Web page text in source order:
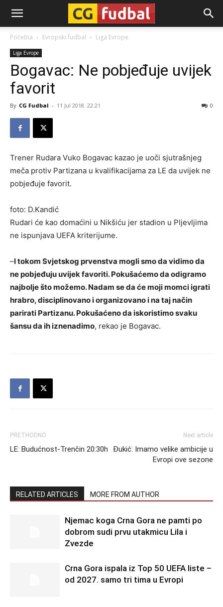
CG-
Fudbal
Početna Evropski fudbal Liga Evrope
Liga Evrope
Bogavac: Ne pobjeđuje uvijek
favorit
By CG Fudbal - 11 Jul 2018. 22:21 0
Trener Rudara Vuko Bogavac kazao je uoči sjutrašnjeg
meča protiv Partizana u kvalifikacijama za LE da uvijek ne
pobjeđuje favorit.
foto: D.Kandić
Rudari će kao domaćini u Nikšiću jer stadion u Pljevljima
ne ispunjava UEFA kriterijume.
–I tokom Svjetskog prvenstva mogli smo da vidimo da
ne pobjeđuju uvijek favoriti. Pokušaćemo da odigramo
najbolje što možemo. Nadam se da će moji momci igrati
hrabro, disciplinovano i organizovano i na taj način
parirati Partizanu. Pokušaćeno da iskoristimo svaku
šansu da ih iznenadimo, rekao je Bogavac.
PRETHODNO
LE: Budućnost-Trenčin 20:30h
Next article
Đukić: Imamo velike ambicije u
Evropi ove sezone
RELATED ARTICLES MORE FROM AUTHOR
Njemac koga Crna Gora ne pamti po
dobrom sudi prvu utakmicu Lila i
Zvezde
Crna Gora ispala iz Top 50 UEFA liste –
od 2027. samo tri tima u Evropi